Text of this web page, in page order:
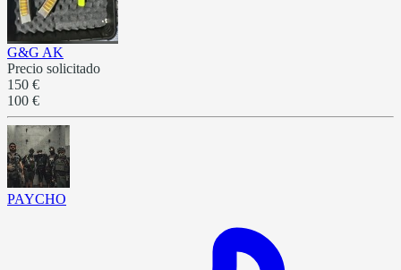
G&G AK
Precio solicitado
150 €
100 €
PAYCHO